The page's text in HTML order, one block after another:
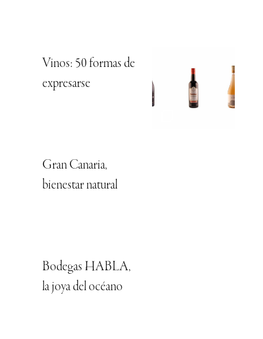
Vinos: 50 formas de
expresarse
Gran Canaria,
bienestar natural
Bodegas HABLA,
la joya del océano